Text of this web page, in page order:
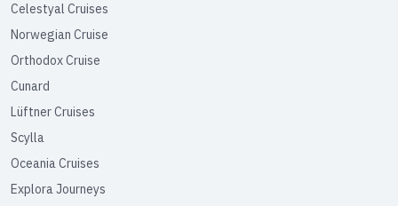
Celestyal Cruises
Norwegian Cruise
Orthodox Cruise
Cunard
Lüftner Cruises
Scylla
Oceania Cruises
Explora Journeys